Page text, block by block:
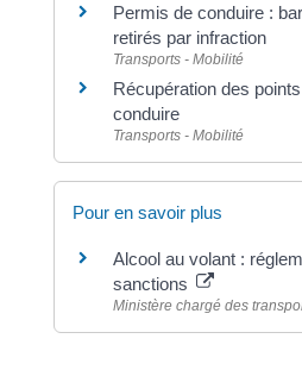
Permis de conduire :
retirés par infraction
Transports - Mobilité
Récupération des
conduire
Transports - Mobilité
Pour en savoir plus
Alcool au volant :
sanctions
Ministère chargé des